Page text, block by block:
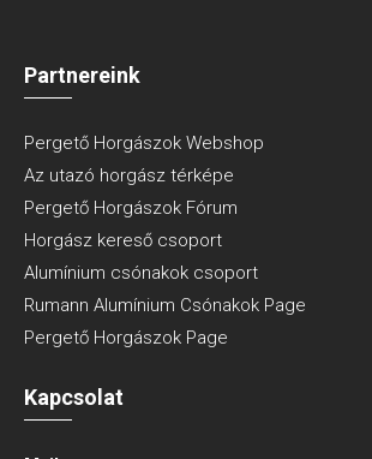
Partnereink
Pergető Horgászok Webshop
Az utazó horgász térképe
Pergető Horgászok Fórum
Horgász kereső csoport
Alumínium csónakok csoport
Rumann Alumínium Csónakok Page
Pergető Horgászok Page
Kapcsolat